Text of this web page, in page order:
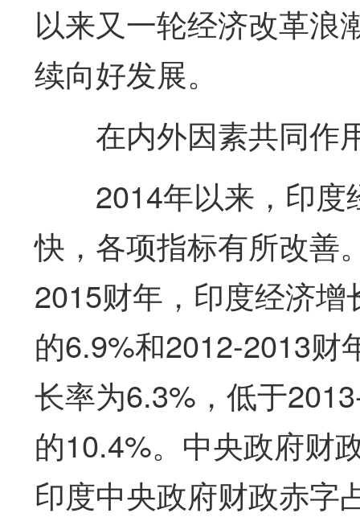
以来又一轮经济改革浪
续向好发展。
在内外因素共同作
2014年以来，印
快，各项指标有所改善
2015财年，印度经济
的6.9%和2012-2013财
长率为6.3%，低于
的10.4%。中央政府财
印度中央政府财政赤字